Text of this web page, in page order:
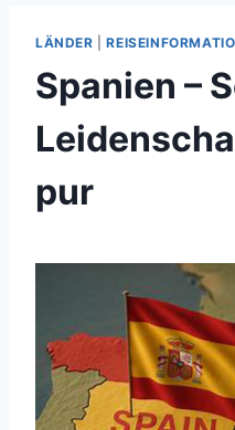
LÄNDER |
Spanien –
pur